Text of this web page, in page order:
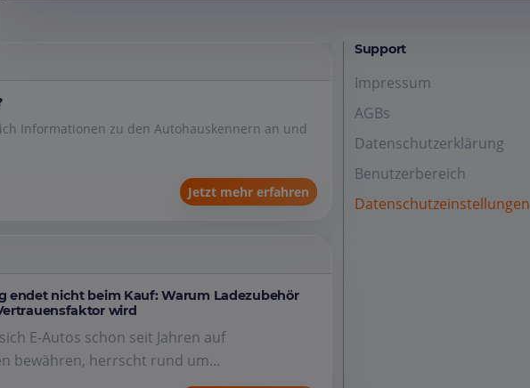
Informationen zu den Autohauskennern an und
Jetzt mehr erfahren
endet nicht beim Kauf: Warum Ladezubehör
wird
E-Autos schon seit Jahren auf
bewähren, herrscht rund um...
Support
Impressum
AGBs
Datenschutzerklärung
Benutzerbereich
Datenschutzeinstellungen